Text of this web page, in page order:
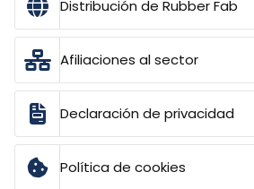
Distribución de Rubber Fab
Afiliaciones al sector
Declaración de privacidad
Política de cookies